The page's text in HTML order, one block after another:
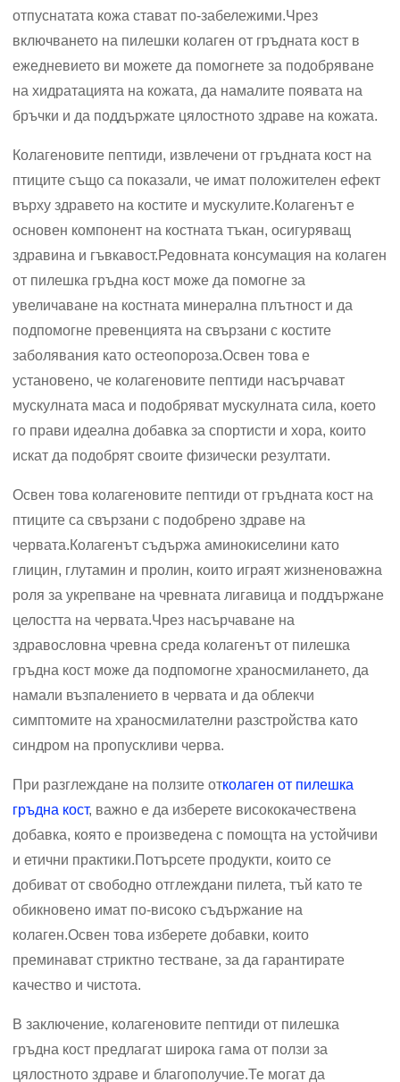
отпуснатата кожа стават по-забележими.Чрез
включването на пилешки колаген от гръдната кост в
ежедневието ви можете да помогнете за подобряване
на хидратацията на кожата, да намалите появата на
бръчки и да поддържате цялостното здраве на кожата.
Колагеновите пептиди, извлечени от гръдната кост на
птиците също са показали, че имат положителен ефект
върху здравето на костите и мускулите.Колагенът е
основен компонент на костната тъкан, осигуряващ
здравина и гъвкавост.Редовната консумация на колаген
от пилешка гръдна кост може да помогне за
увеличаване на костната минерална плътност и да
подпомогне превенцията на свързани с костите
заболявания като остеопороза.Освен това е
установено, че колагеновите пептиди насърчават
мускулната маса и подобряват мускулната сила, което
го прави идеална добавка за спортисти и хора, които
искат да подобрят своите физически резултати.
Освен това колагеновите пептиди от гръдната кост на
птиците са свързани с подобрено здраве на
червата.Колагенът съдържа аминокиселини като
глицин, глутамин и пролин, които играят жизненоважна
роля за укрепване на чревната лигавица и поддържане
целостта на червата.Чрез насърчаване на
здравословна чревна среда колагенът от пилешка
гръдна кост може да подпомогне храносмилането, да
намали възпалението в червата и да облекчи
симптомите на храносмилателни разстройства като
синдром на пропускливи черва.
При разглеждане на ползите отколаген от пилешка
гръдна кост, важно е да изберете висококачествена
добавка, която е произведена с помощта на устойчиви
и етични практики.Потърсете продукти, които се
добиват от свободно отглеждани пилета, тъй като те
обикновено имат по-високо съдържание на
колаген.Освен това изберете добавки, които
преминават стриктно тестване, за да гарантирате
качество и чистота.
В заключение, колагеновите пептиди от пилешка
гръдна кост предлагат широка гама от ползи за
цялостното здраве и благополучие.Те могат да